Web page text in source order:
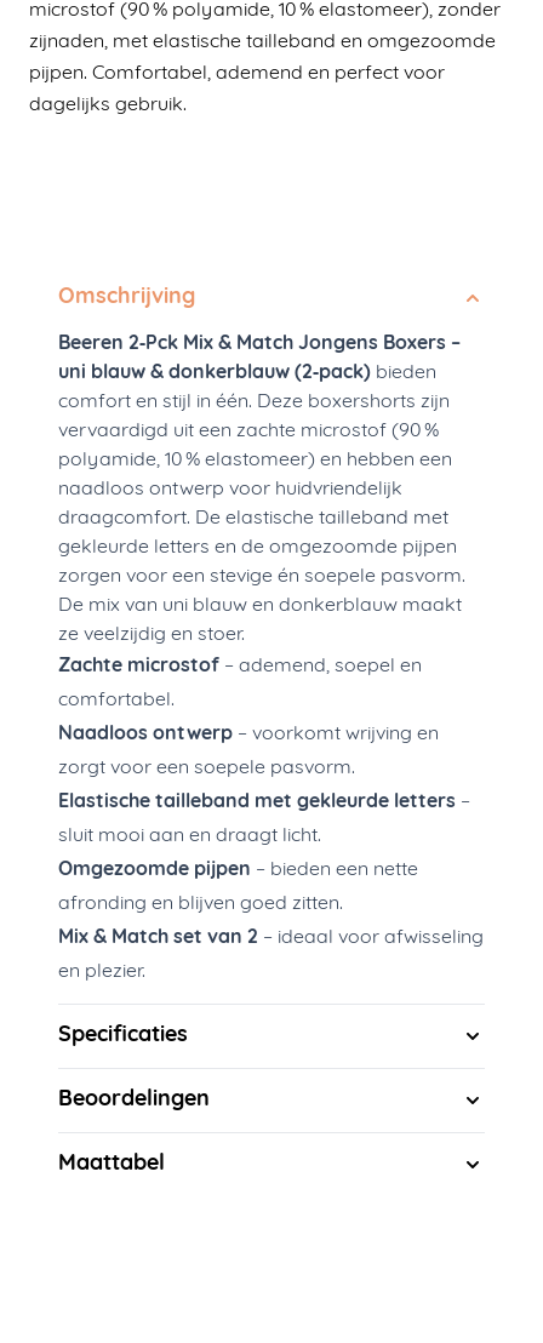
microstof (90 % polyamide, 10 % elastomeer), zonder
zijnaden, met elastische tailleband en omgezoomde
pijpen. Comfortabel, ademend en perfect voor
dagelijks gebruik.
Omschrijving
Beeren 2‑Pck Mix & Match Jongens Boxers –
uni blauw & donkerblauw (2‑pack) bieden
comfort en stijl in één. Deze boxershorts zijn
vervaardigd uit een zachte microstof (90 %
polyamide, 10 % elastomeer) en hebben een
naadloos ontwerp voor huidvriendelijk
draagcomfort. De elastische tailleband met
gekleurde letters en de omgezoomde pijpen
zorgen voor een stevige én soepele pasvorm.
De mix van uni blauw en donkerblauw maakt
ze veelzijdig en stoer.
Zachte microstof – ademend, soepel en
comfortabel.
Naadloos ontwerp – voorkomt wrijving en
zorgt voor een soepele pasvorm.
Elastische tailleband met gekleurde letters –
sluit mooi aan en draagt licht.
Omgezoomde pijpen – bieden een nette
afronding en blijven goed zitten.
Mix & Match set van 2 – ideaal voor afwisseling
en plezier.
Specificaties
Beoordelingen
Maattabel